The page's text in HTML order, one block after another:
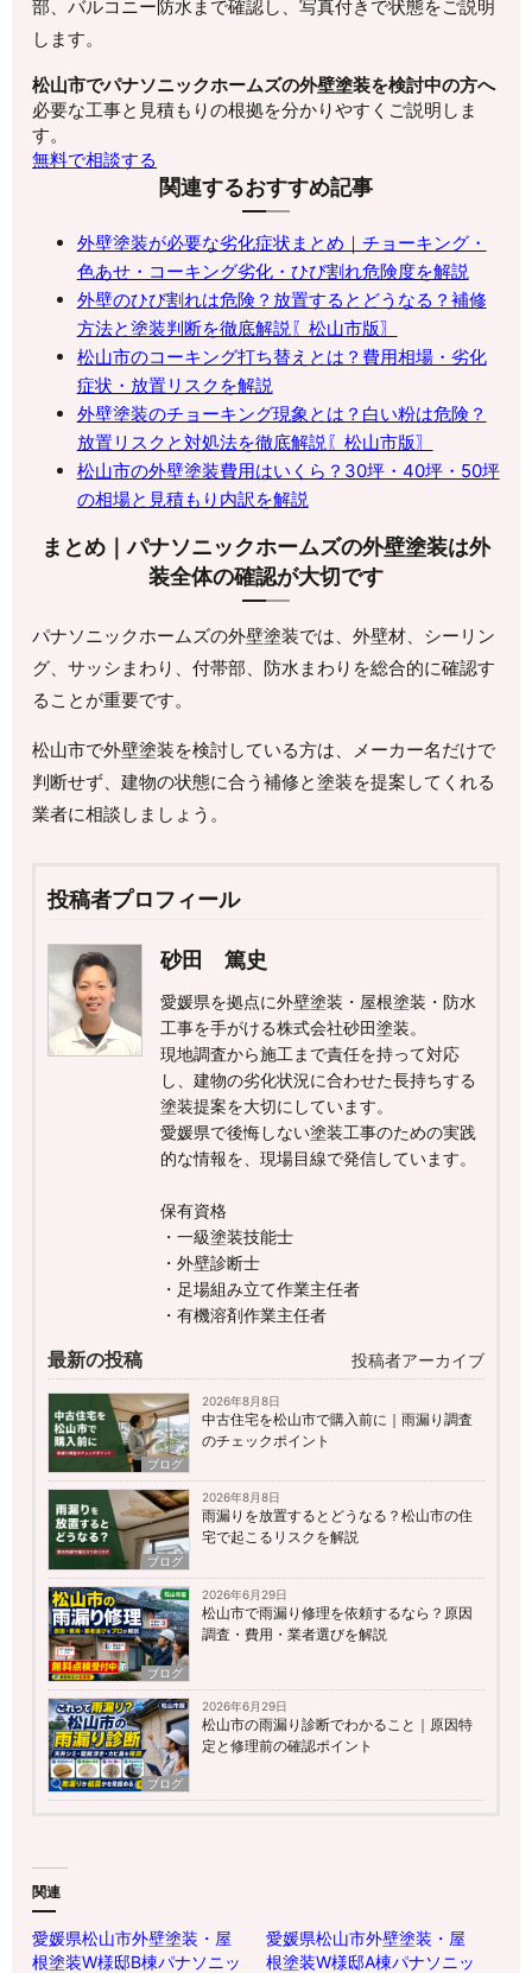
部、バルコニー防水まで確認し、写真付きで状態をご説明
します。
松山市でパナソニックホームズの外壁塗装を検討中の方へ
必要な工事と見積もりの根拠を分かりやすくご説明しま
す。
無料で相談する
関連するおすすめ記事
外壁塗装が必要な劣化症状まとめ｜チョーキング・
色あせ・コーキング劣化・ひび割れ危険度を解説
外壁のひび割れは危険？放置するとどうなる？補修
方法と塗装判断を徹底解説〖松山市版〗
松山市のコーキング打ち替えとは？費用相場・劣化
症状・放置リスクを解説
外壁塗装のチョーキング現象とは？白い粉は危険？
放置リスクと対処法を徹底解説〖松山市版〗
松山市の外壁塗装費用はいくら？30坪・40坪・50坪
の相場と見積もり内訳を解説
まとめ｜パナソニックホームズの外壁塗装は外
装全体の確認が大切です
パナソニックホームズの外壁塗装では、外壁材、シーリン
グ、サッシまわり、付帯部、防水まわりを総合的に確認す
ることが重要です。
松山市で外壁塗装を検討している方は、メーカー名だけで
判断せず、建物の状態に合う補修と塗装を提案してくれる
業者に相談しましょう。
投稿者プロフィール
砂田 篤史
愛媛県を拠点に外壁塗装・屋根塗装・防水
工事を手がける株式会社砂田塗装。
現地調査から施工まで責任を持って対応
し、建物の劣化状況に合わせた長持ちする
塗装提案を大切にしています。
愛媛県で後悔しない塗装工事のための実践
的な情報を、現場目線で発信しています。
保有資格
・一級塗装技能士
・外壁診断士
・足場組み立て作業主任者
・有機溶剤作業主任者
最新の投稿 投稿者アーカイブ
ブログ
2026年8月8日
中古住宅を松山市で購入前に｜雨漏り調査
のチェックポイント
ブログ
2026年8月8日
雨漏りを放置するとどうなる？松山市の住
宅で起こるリスクを解説
ブログ
2026年6月29日
松山市で雨漏り修理を依頼するなら？原因
調査・費用・業者選びを解説
ブログ
2026年6月29日
松山市の雨漏り診断でわかること｜原因特
定と修理前の確認ポイント
関連
愛媛県松山市外壁塗装・屋
根塗装W様邸B棟パナソニッ
愛媛県松山市外壁塗装・屋
根塗装W様邸A棟パナソニッ